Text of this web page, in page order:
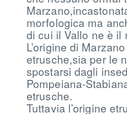
morfologica ma
di cui il Vallo ne è il
L’origine di
etrusche,sia per le
spostarsi dagli
Pompeiana-
etrusche.
Tuttavia l’origine